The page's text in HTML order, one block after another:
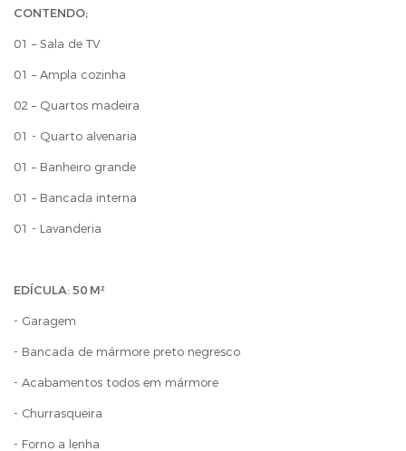
CONTENDO;
01 – Sala de TV
01 – Ampla cozinha
02 – Quartos madeira
01 - Quarto alvenaria
01 – Banheiro grande
01 – Bancada interna
01 - Lavanderia
EDÍCULA: 50 M²
- Garagem
- Bancada de mármore preto negresco
- Acabamentos todos em mármore
- Churrasqueira
- Forno a lenha